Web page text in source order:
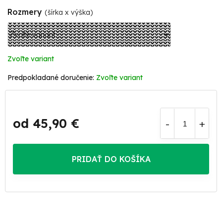
Rozmery (šírka x výška)
Zvoľte variant
Zvoľte variant
od 45,90 €
Jednotková
cena:
PRIDAŤ DO KOŠÍKA